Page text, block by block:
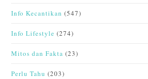
Info Kecantikan (547)
Info Lifestyle (274)
Mitos dan Fakta (23)
Perlu Tahu (203)